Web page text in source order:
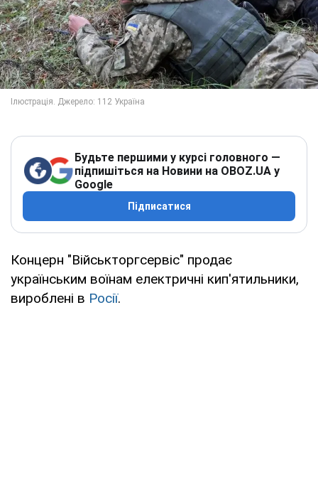
Будьте першими у курсі головного —
підпишіться на Новини на OBOZ.UA у
Google
Підписатися
Концерн "Військторгсервіс" продає
українським воїнам електричні кип'ятильники,
вироблені в Росії.